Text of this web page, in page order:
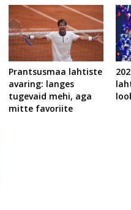
Prantsusmaa lahtiste
avaring: langes
tugevaid mehi, aga
mitte favoriite